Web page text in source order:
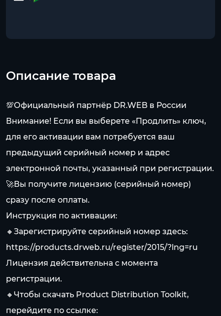
Описание товара
💯Официальный партнёр DR.WEB в России
Внимание! Если вы выберете «Продлить» ключ,
для его активации вам потребуется ваш
предыдущий серийный номер и адрес
электронной почты, указанный при регистрации.
🚀Вы получите лицензию (серийный номер)
сразу после оплаты.
Инструкция по активации:
🔸Зарегистрируйте серийный номер здесь:
https://products.drweb.ru/register/2015/?lng=ru
Лицензия действительна с момента
регистрации.
🔸Чтобы скачать Product Distribution Toolkit,
перейдите по ссылке: